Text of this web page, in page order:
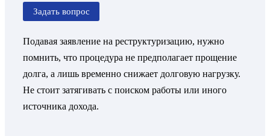
Задать вопрос
Подавая заявление на реструктуризацию, нужно
помнить, что процедура не предполагает прощение
долга, а лишь временно снижает долговую нагрузку.
Не стоит затягивать с поиском работы или иного
источника дохода.